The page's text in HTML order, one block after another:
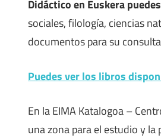
Didáctico en Euskera
sociales, filología, ciencias
documentos para su
Puedes ver los libros
En la EIMA Katalogoa –
una zona para el estudio y